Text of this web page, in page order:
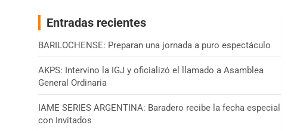
Entradas recientes
BARILOCHENSE: Preparan una jornada a puro espectáculo
AKPS: Intervino la IGJ y oficializó el llamado a Asamblea
General Ordinaria
IAME SERIES ARGENTINA: Baradero recibe la fecha especial
con Invitados